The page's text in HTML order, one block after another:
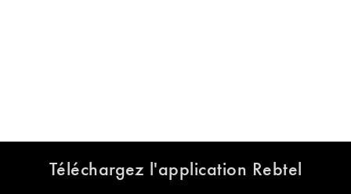
Téléchargez l'application Rebtel